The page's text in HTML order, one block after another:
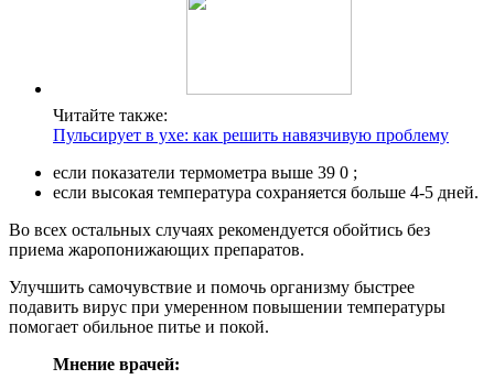
Читайте также:
Пульсирует в ухе: как решить навязчивую проблему
если показатели термометра выше 39 0 ;
если высокая температура сохраняется больше 4-5 дней.
Во всех остальных случаях рекомендуется обойтись без
приема жаропонижающих препаратов.
Улучшить самочувствие и помочь организму быстрее
подавить вирус при умеренном повышении температуры
помогает обильное питье и покой.
Мнение врачей: